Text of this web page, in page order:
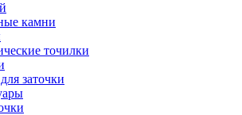
камни
точилки
заточки